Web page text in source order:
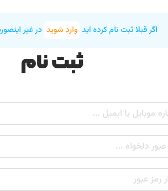
اگر قبلا ثبت نام کرده اید وارد شوید در غیر
ثبت نام